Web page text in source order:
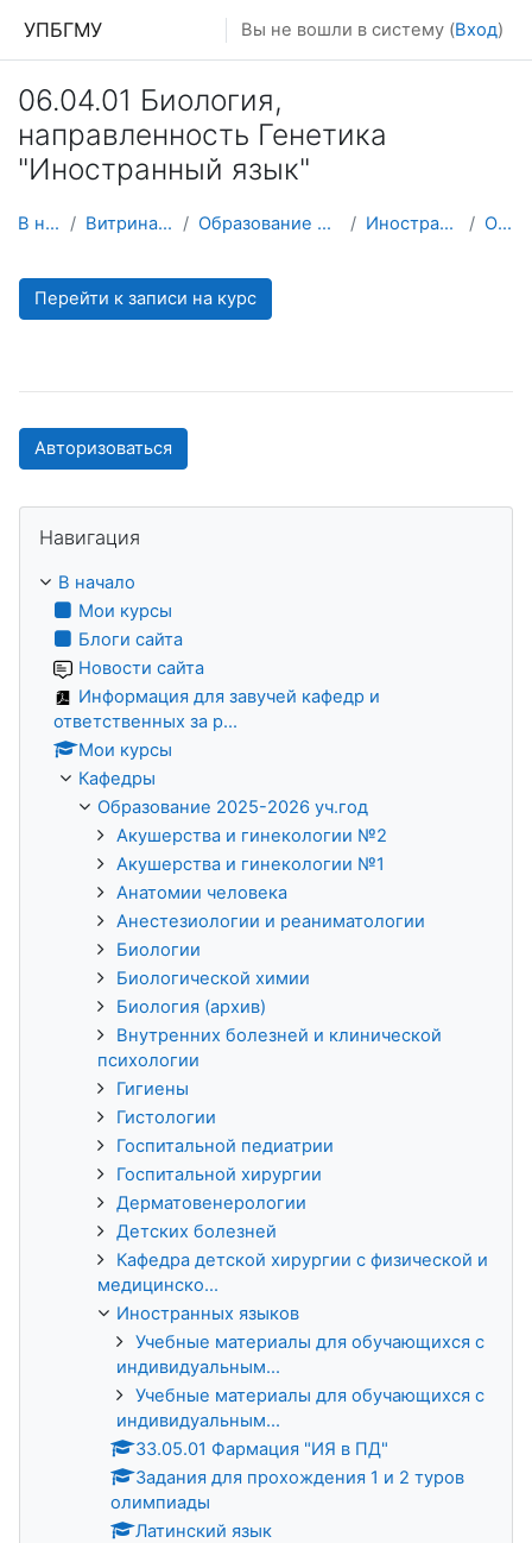
УПБГМУ Вы не вошли в систему (Вход)
06.04.01 Биология,
направленность Генетика
"Иностранный язык"
В начало Витрина курсов 3KL Образование 2025-2026 уч.год Иностранных языков О курсе
Перейти к записи на курс
Авторизоваться
Навигация
В начало
Мои курсы
Блоги сайта
Новости сайта
Информация для завучей кафедр и
ответственных за р...
Мои курсы
Кафедры
Образование 2025-2026 уч.год
Акушерства и гинекологии №2
Акушерства и гинекологии №1
Анатомии человека
Анестезиологии и реаниматологии
Биологии
Биологической химии
Биология (архив)
Внутренних болезней и клинической
психологии
Гигиены
Гистологии
Госпитальной педиатрии
Госпитальной хирургии
Дерматовенерологии
Детских болезней
Кафедра детской хирургии с физической и
медицинско...
Иностранных языков
Учебные материалы для обучающихся с
индивидуальным...
Учебные материалы для обучающихся с
индивидуальным...
33.05.01 Фармация "ИЯ в ПД"
Задания для прохождения 1 и 2 туров
олимпиады
Латинский язык